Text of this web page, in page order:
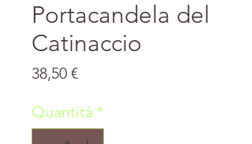
Portacandela del
Catinaccio
38,50 €Prezzo
Quantità *